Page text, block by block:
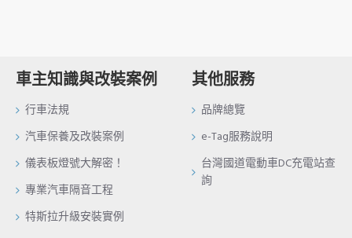
車主知識與改裝案例
行車法規
汽車保養及改裝案例
儀表板燈號大解密！
專業汽車隔音工程
特斯拉升級安裝實例
其他服務
品牌總覽
e-Tag服務說明
台灣國道電動車DC充電站查
詢